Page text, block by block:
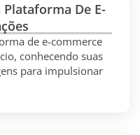
Plataforma De E-
de e-commerce
conhecendo suas
para impulsionar